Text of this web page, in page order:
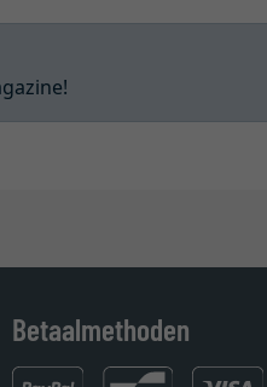
Betaalmethoden